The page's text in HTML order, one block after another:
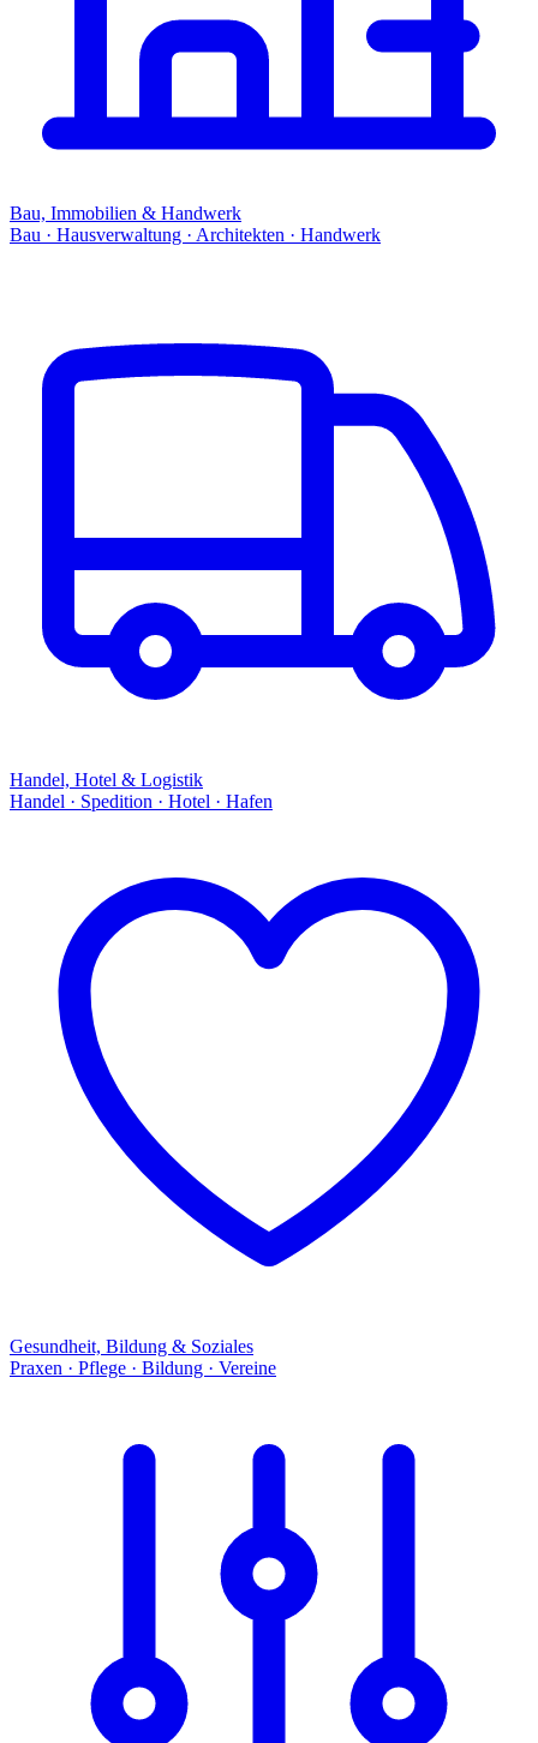
Bau, Immobilien & Handwerk
Bau · Hausverwaltung · Architekten · Handwerk
Handel, Hotel & Logistik
Handel · Spedition · Hotel · Hafen
Gesundheit, Bildung & Soziales
Praxen · Pflege · Bildung · Vereine